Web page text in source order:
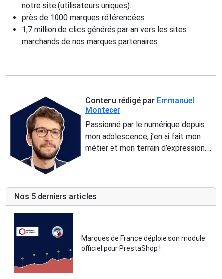
notre site (utilisateurs uniques).
près de 1000 marques référencées
1,7 million de clics générés par an vers les sites
marchands de nos marques partenaires.
Contenu rédigé par Emmanuel
Montecer
Passionné par le numérique depuis
mon adolescence, j’en ai fait mon
métier et mon terrain d’expression.
mes convictions : la promotion des
savoir-faire locaux, de l'artisanat et
je gère au quotidien la technique et le
marketing pour faire rayonner les
Nos 5 derniers articles
Marques de France déploie son module
officiel pour PrestaShop !